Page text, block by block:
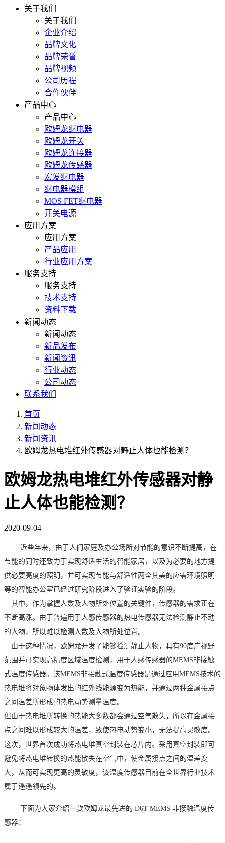
关于我们
关于我们
企业介绍
品牌文化
品牌荣誉
品牌视频
公司历程
合作伙伴
产品中心
产品中心
欧姆龙继电器
欧姆龙开关
欧姆龙连接器
欧姆龙传感器
宏发继电器
继电器模组
MOS FET继电器
开关电源
应用方案
应用方案
产品应用
行业应用方案
服务支持
服务支持
技术支持
资料下载
新闻动态
新闻动态
新品发布
新闻资讯
行业动态
公司动态
联系我们
首页
新闻动态
新闻资讯
欧姆龙热电堆红外传感器对静止人体也能检测？
欧姆龙热电堆红外传感器对静
止人体也能检测？
2020-09-04
近些年来，由于人们家庭及办公场所对节能的意识不断提高，在
节能的同时还致力于实现舒适生活的智能家居，以及为必要的地方提
供必要亮度的照明，并可实现节能与舒适性两全其美的应需环境照明
等的智能办公室已经过研究阶段进入了验证实验的阶段。
其中，作为掌握人数及人物所处位置的关键件，传感器的需求正在
不断高涨。由于普遍用于人感传感器的热电传感器无法检测静止不动
的人物，所以难以检测人数及人物所处位置。
由于这种情况，欧姆龙开发了能够检测静止人物，具有90度广视野
范围并可实现高精度区域温度检测，用于人感传感器的MEMS非接触
式温度传感器。该MEMS非接触式温度传感器是通过应用MEMS技术的
热电堆将对象物体发出的红外线能源变为热能，并通过两种金属接点
之间温差所形成的热电动势测量温度。
但由于热电堆所转换的热能大多数都会通过空气散失，所以在金属接
点之间难以形成较大的温差，致使热电动势变小，无法提高灵敏度。
这次，世界首次成功将热电堆真空封装在芯片内。采用真空封装即可
避免将热电堆转换的热能散失在空气中，使金属接点之间的温差变
大，从而可实现更高的灵敏度，该温度传感器目前在全世界行业技术
属于遥遥领先的。
下面为大家介绍一款欧姆龙最先进的 D6T MEMS 非接触温度传
感器：